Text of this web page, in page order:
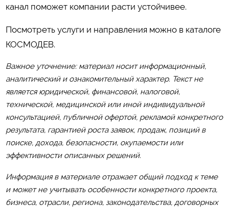
канал поможет компании расти устойчивее.
Посмотреть услуги и направления можно в каталоге
КОСМОДЕВ.
Важное уточнение: материал носит информационный,
аналитический и ознакомительный характер. Текст не
является юридической, финансовой, налоговой,
технической, медицинской или иной индивидуальной
консультацией, публичной офертой, рекламой конкретного
результата, гарантией роста заявок, продаж, позиций в
поиске, дохода, безопасности, окупаемости или
эффективности описанных решений.
Информация в материале отражает общий подход к теме
и может не учитывать особенности конкретного проекта,
бизнеса, отрасли, региона, законодательства, договорных